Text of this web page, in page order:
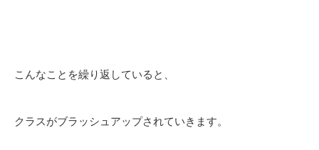
こんなことを繰り返していると、
クラスがブラッシュアップされていきます。